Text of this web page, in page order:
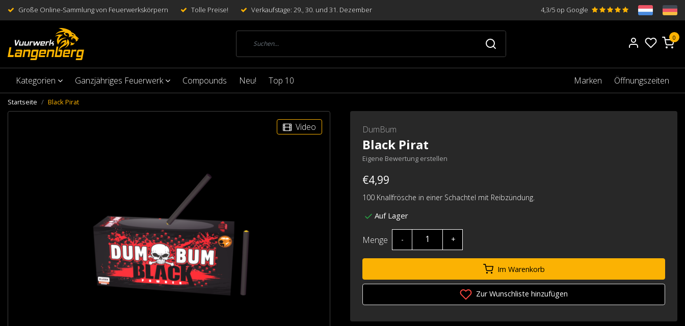
Große Online-Sammlung von Feuerwerkskörpern Tolle Preise! Verkaufstage: 29., 30. und 31. Dezember 4,3/5 op Google
0
Kategorien Ganzjähriges Feuerwerk Compounds Neu! Top 10 Marken Öffnungszeiten
Startseite Black Pirat
Video DumBum
Black Pirat
Eigene Bewertung erstellen
€4,99
100 Knallfrösche in einer Schachtel mit Reibzündung.
Auf Lager
Menge - +
Im Warenkorb
Zur Wunschliste hinzufügen